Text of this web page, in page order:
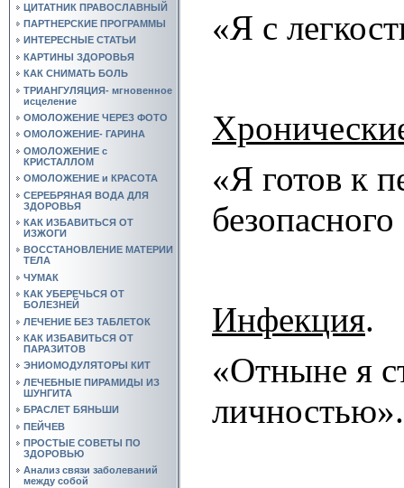
ЦИТАТНИК ПРАВОСЛАВНЫЙ
ПАРТНЕРСКИЕ ПРОГРАММЫ
ИНТЕРЕСНЫЕ СТАТЬИ
КАРТИНЫ ЗДОРОВЬЯ
КАК СНИМАТЬ БОЛЬ
ТРИАНГУЛЯЦИЯ- мгновенное
исцеление
ОМОЛОЖЕНИЕ ЧЕРЕЗ ФОТО
ОМОЛОЖЕНИЕ- ГАРИНА
ОМОЛОЖЕНИЕ с
КРИСТАЛЛОМ
ОМОЛОЖЕНИЕ и КРАСОТА
СЕРЕБРЯНАЯ ВОДА ДЛЯ
ЗДОРОВЬЯ
КАК ИЗБАВИТЬСЯ ОТ
ИЗЖОГИ
ВОССТАНОВЛЕНИЕ МАТЕРИИ
ТЕЛА
ЧУМАК
КАК УБЕРЕЧЬСЯ ОТ
БОЛЕЗНЕЙ
ЛЕЧЕНИЕ БЕЗ ТАБЛЕТОК
КАК ИЗБАВИТЬСЯ ОТ
ПАРАЗИТОВ
ЭНИОМОДУЛЯТОРЫ КИТ
ЛЕЧЕБНЫЕ ПИРАМИДЫ ИЗ
ШУНГИТА
БРАСЛЕТ БЯНЬШИ
ПЕЙЧЕВ
ПРОСТЫЕ СОВЕТЫ ПО
ЗДОРОВЬЮ
Анализ связи заболеваний
между собой
«Я с
«Я готов к
Инфекция.
«Отныне я
личностью».